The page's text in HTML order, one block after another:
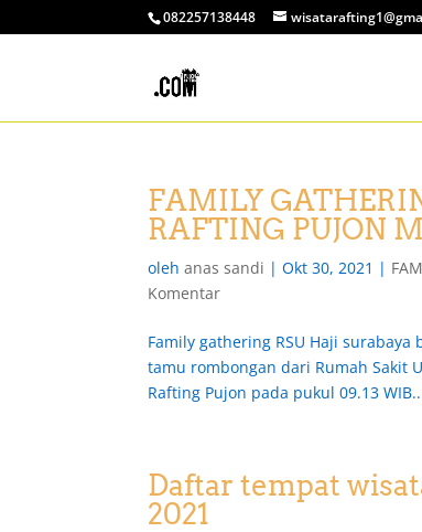
082257138448
FAMILY
RAFTING PUJON
olehanas sandi |Okt 30, 2021 |
Komentar
Family gathering RSU Haji
tamu rombongan dari Rumah Sakit
Rafting Pujon pada pukul 09.13
Daftar tempat
2021